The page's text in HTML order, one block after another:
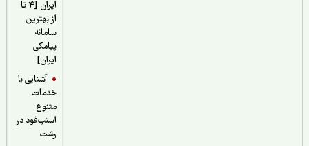
ایران [4 تا
از بهترین
سامانه
پیامکی
آشنایی با
خدمات
اسنپ‌فود در